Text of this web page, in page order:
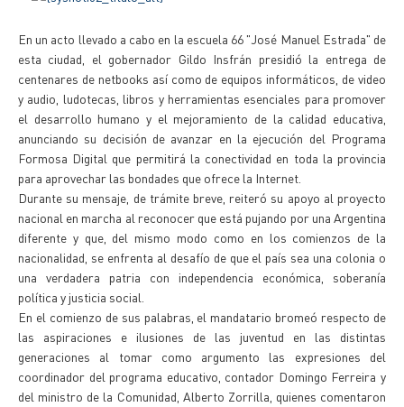
En un acto llevado a cabo en la escuela 66 "José Manuel Estrada" de
esta ciudad, el gobernador Gildo Insfrán presidió la entrega de
centenares de netbooks así como de equipos informáticos, de video
y audio, ludotecas, libros y herramientas esenciales para promover
el desarrollo humano y el mejoramiento de la calidad educativa,
anunciando su decisión de avanzar en la ejecución del Programa
Formosa Digital que permitirá la conectividad en toda la provincia
para aprovechar las bondades que ofrece la Internet.
Durante su mensaje, de trámite breve, reiteró su apoyo al proyecto
nacional en marcha al reconocer que está pujando por una Argentina
diferente y que, del mismo modo como en los comienzos de la
nacionalidad, se enfrenta al desafío de que el país sea una colonia o
una verdadera patria con independencia económica, soberanía
política y justicia social.
En el comienzo de sus palabras, el mandatario bromeó respecto de
las aspiraciones e ilusiones de las juventud en las distintas
generaciones al tomar como argumento las expresiones del
coordinador del programa educativo, contador Domingo Ferreira y
del ministro de la Comunidad, Alberto Zorrilla, quienes comentaron